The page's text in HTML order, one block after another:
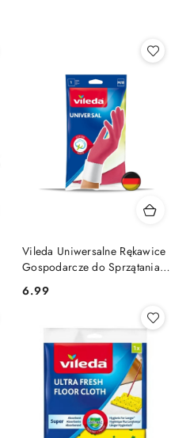
Vileda Uniwersalne Rękawice
Gospodarcze do Sprzątania
Wytrzymałe S
Cena:
6.99